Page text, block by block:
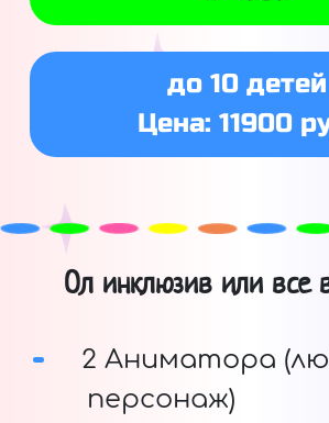
до 10 детей
Цена: 11900
Ол инклюзив или все
2 Аниматора
персонаж)